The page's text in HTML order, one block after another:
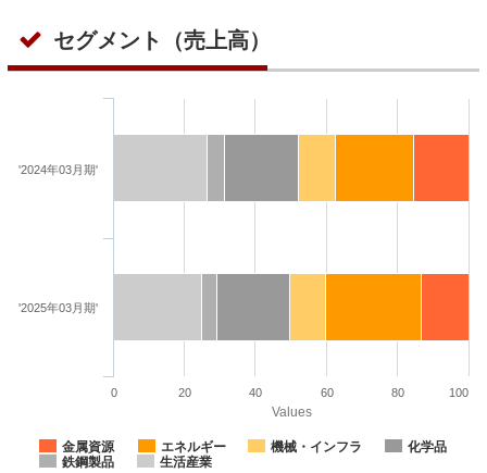
セグメント（売上高）
Values
金属資源 エネルギー 機械・インフラ
化学品
鉄鋼製品
生活産業
'2024年03月期'
'2025年03月期'
0 20 40 60 80 100